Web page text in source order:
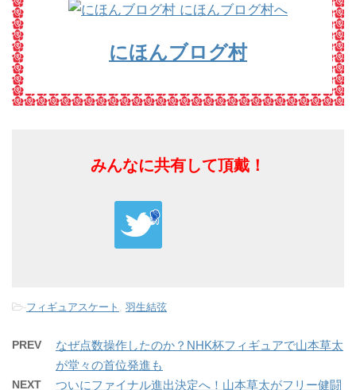
にほんブログ村
みんなに共有して頂戴！
-フィギュアスケート , 羽生結弦
PREV
なぜ点数操作したのか？NHK杯フィギュアで山本草太
が堂々の首位発進も
NEXT
ついにファイナル進出決定へ！山本草太がフリー健闘